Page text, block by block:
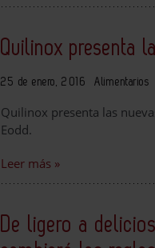
Quilinox presenta
25 de enero, 2016 Alimentarios
Quilinox presenta las
Eodd.
Leer más »
De ligero a